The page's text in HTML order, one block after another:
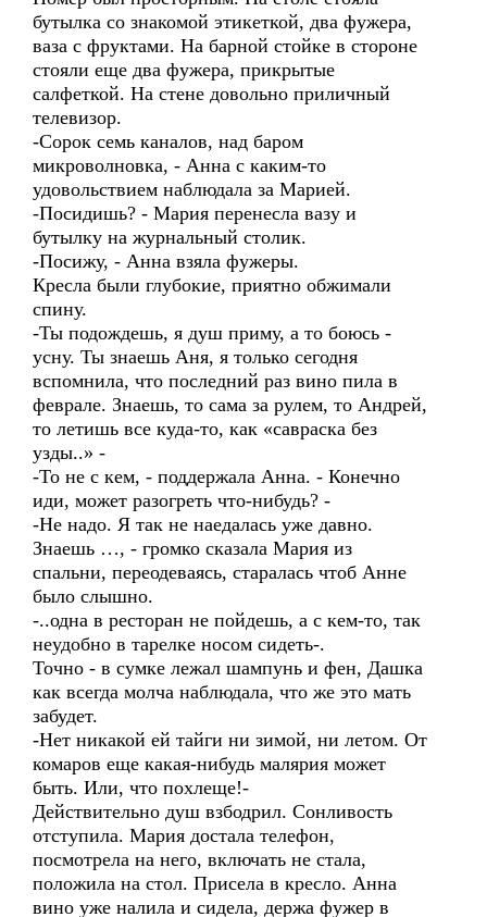
бутылка со знакомой этикеткой, два фужера,
ваза с фруктами. На барной стойке в стороне
стояли еще два фужера, прикрытые
салфеткой. На стене довольно приличный
телевизор.
-Сорок семь каналов, над баром
микроволновка, - Анна с каким-то
удовольствием наблюдала за Марией.
-Посидишь? - Мария перенесла вазу и
бутылку на журнальный столик.
-Посижу, - Анна взяла фужеры.
Кресла были глубокие, приятно обжимали
спину.
-Ты подождешь, я душ приму, а то боюсь -
усну. Ты знаешь Аня, я только сегодня
вспомнила, что последний раз вино пила в
феврале. Знаешь, то сама за рулем, то Андрей,
то летишь все куда-то, как «савраска без
узды..» -
-То не с кем, - поддержала Анна. - Конечно
иди, может разогреть что-нибудь? -
-Не надо. Я так не наедалась уже давно.
Знаешь …, - громко сказала Мария из
спальни, переодеваясь, старалась чтоб Анне
было слышно.
-..одна в ресторан не пойдешь, а с кем-то, так
неудобно в тарелке носом сидеть-.
Точно - в сумке лежал шампунь и фен, Дашка
как всегда молча наблюдала, что же это мать
забудет.
-Нет никакой ей тайги ни зимой, ни летом. От
комаров еще какая-нибудь малярия может
быть. Или, что похлеще!-
Действительно душ взбодрил. Сонливость
отступила. Мария достала телефон,
посмотрела на него, включать не стала,
положила на стол. Присела в кресло. Анна
вино уже налила и сидела, держа фужер в